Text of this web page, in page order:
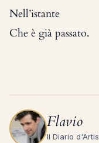
Nell’istante
Che è già passato.
Flavio
Il Diario